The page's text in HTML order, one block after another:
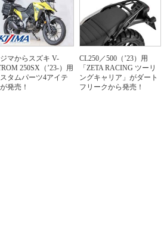
マからスズキ V-
250SX（’23-）用
タムパーツ4アイテ
発売！
CL250／500（’23）用
「ZETA RACING ツーリ
ングキャリア」がダート
フリークから発売！